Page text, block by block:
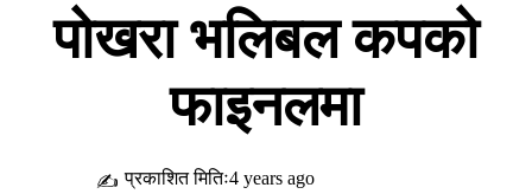
पोखरा भलिबल कपको
फाइनलमा
✍ प्रकाशित मितिः4 years ago